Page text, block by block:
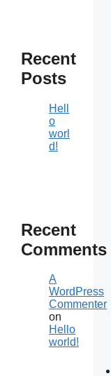
Recent
Posts
Hell
o
worl
d!
Recent
Comments
A
WordPress
Commenter
on
Hello
world!